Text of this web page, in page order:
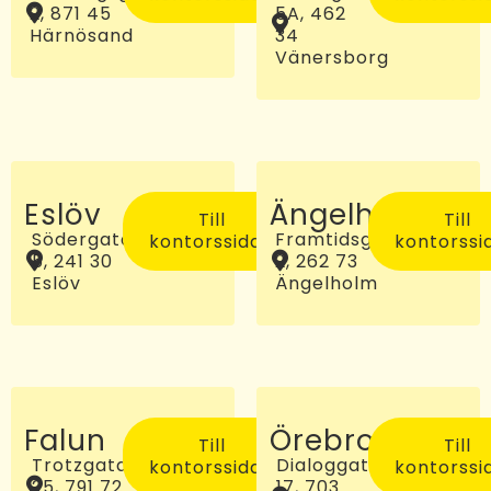
2, 871 45
Härnösand
5A, 462
34
Vänersborg
Eslöv
Södergatan
5, 241 30
Eslöv
Till
kontorssidan
Ängelholm
Framtidsgatan
2, 262 73
Ängelholm
Till
Falun
Trotzgatan
Till
kontorssidan
Örebro
Dialoggatan
Till